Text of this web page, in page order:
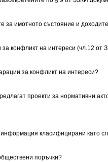
за имотното състояние и
конфликт на интереси (чл.12 от
за конфликт на интереси?
проекти за нормативни
класифицирани като
поръчки?